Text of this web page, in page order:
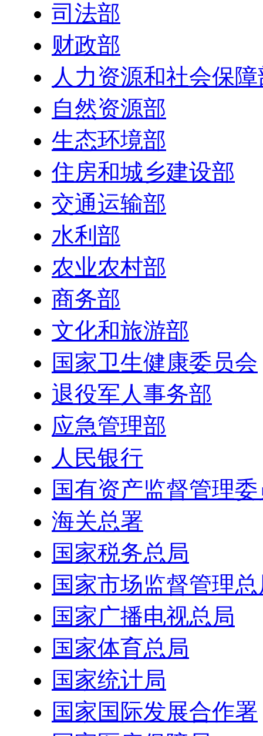
司法部
财政部
人力资源和社会保
自然资源部
生态环境部
住房和城乡建设部
交通运输部
水利部
农业农村部
商务部
文化和旅游部
国家卫生健康委员会
退役军人事务部
应急管理部
人民银行
国有资产监督管理
海关总署
国家税务总局
国家市场监督管理
国家广播电视总局
国家体育总局
国家统计局
国家国际发展合作署